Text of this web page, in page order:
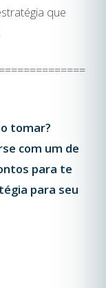
que
tomar?
com um de
para te
para seu